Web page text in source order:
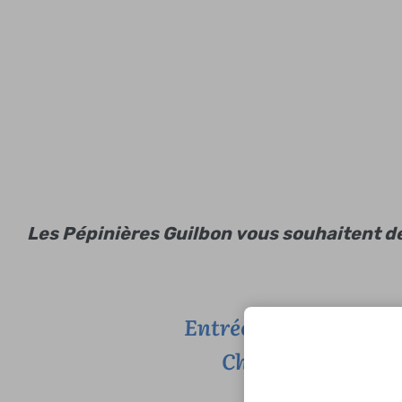
Les Pépinières Guilbon vous souhaitent
Entrée de la zone
Chemin du